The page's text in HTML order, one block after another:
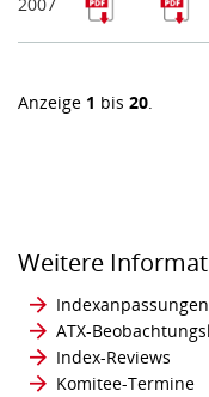
2007
Anzeige 1 bis 20.
Weitere
Indexanpassungen
ATX-
Index-Reviews
Komitee-Termine